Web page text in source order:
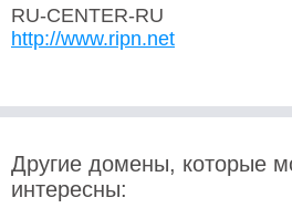
RU-CENTER-RU
http://www.ripn.net
Другие домены, которые
интересны: